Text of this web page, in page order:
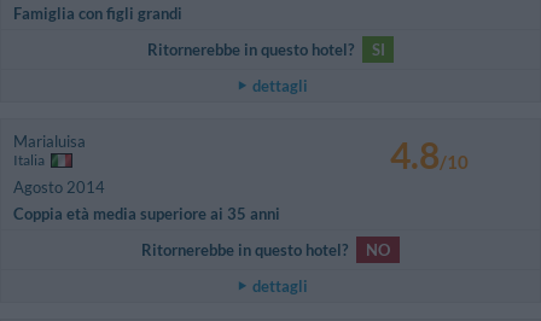
Famiglia con figli grandi
Ritornerebbe in questo hotel?
SI
dettagli
Marialuisa
Italia
Agosto 2014
Coppia età media superiore ai 35 anni
4.8/10
Ritornerebbe in questo hotel?
NO
dettagli